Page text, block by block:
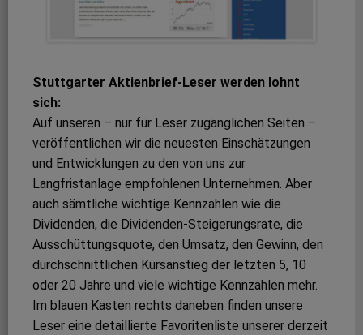
Stuttgarter Aktienbrief-Leser werden lohnt
sich:
Auf unseren – nur für Leser zugänglichen Seiten –
veröffentlichen wir die neuesten Einschätzungen
und Entwicklungen zu den von uns zur
Langfristanlage empfohlenen Unternehmen. Aber
auch sämtliche wichtige Kennzahlen wie die
Dividenden, die Dividenden-Steigerungsrate, die
Ausschüttungsquote, den Umsatz, den Gewinn, den
durchschnittlichen Kursanstieg der letzten 5, 10
oder 20 Jahre und viele wichtige Kennzahlen mehr.
Im blauen Kasten rechts daneben finden unsere
Leser eine detaillierte Favoritenliste unserer derzeit